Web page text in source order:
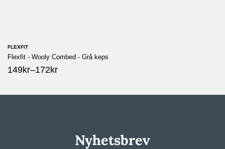
FLEXFIT
Flexfit - Wooly Combed - Grå keps
149kr–172kr
Nyhetsbrev